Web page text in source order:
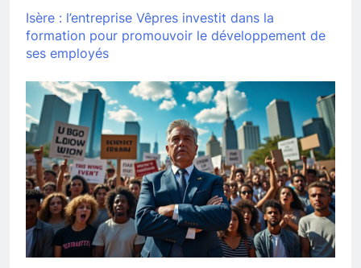
Isère : l’entreprise Vêpres investit dans la
formation pour promouvoir le développement de
ses employés